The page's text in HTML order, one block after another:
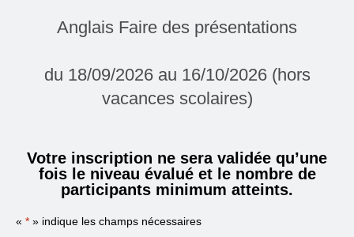
Anglais Faire des présentations
du 18/09/2026 au 16/10/2026 (hors
vacances scolaires)
Votre inscription ne sera validée qu’une
fois le niveau évalué et le nombre de
participants minimum atteints.
« * » indique les champs nécessaires